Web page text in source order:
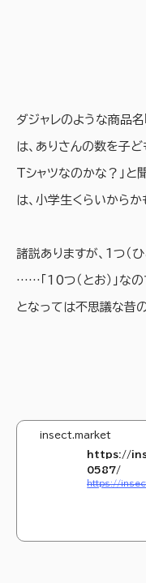
ダジャレのような商品名
は、ありさんの数を子ど
Tシャツなのかな？」と
は、小学生くらいからか
諸説ありますが、1つ（ひ
……「10つ（とお）」なの
となっては不思議な昔
insect.market
https://
0587/
https://